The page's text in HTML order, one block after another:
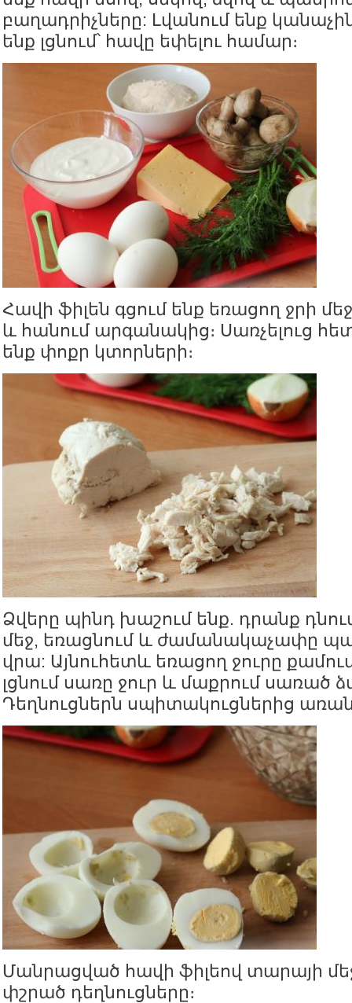
բաղադրիչները: Լվանում ենք
ենք լցնում՝ հավը եփելու համար։
Հավի ֆիլեն գցում ենք եռացող ջրի
և հանում արգանակից։ Սառչելուց
ենք փոքր կտորների։
Ձվերը պինդ խաշում ենք. դրանք
մեջ, եռացնում և ժամանակաչափը
վրա: Այնուհետև եռացող ջուրը
լցնում սառը ջուր և մաքրում սառած
Դեղնուցներն սպիտակուցներից
Մանրացված հավի ֆիլեով տարայի մեջ
փշրած դեղնուցները։